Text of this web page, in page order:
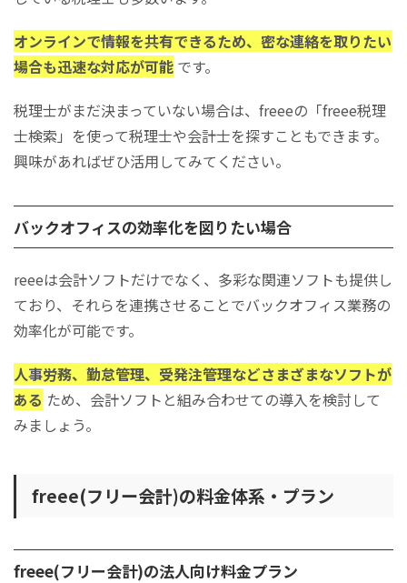
オンラインで情報を共有できるため、密な連絡を取りたい
場合も迅速な対応が可能 です。
税理士がまだ決まっていない場合は、freeeの「freee税理
士検索」を使って税理士や会計士を探すこともできます。
興味があればぜひ活用してみてください。
バックオフィスの効率化を図りたい場合
reeeは会計ソフトだけでなく、多彩な関連ソフトも提供し
ており、それらを連携させることでバックオフィス業務の
効率化が可能です。
人事労務、勤怠管理、受発注管理などさまざまなソフトが
ある ため、会計ソフトと組み合わせての導入を検討して
みましょう。
freee(フリー会計)の料金体系・プラン
freee(フリー会計)の法人向け料金プラン